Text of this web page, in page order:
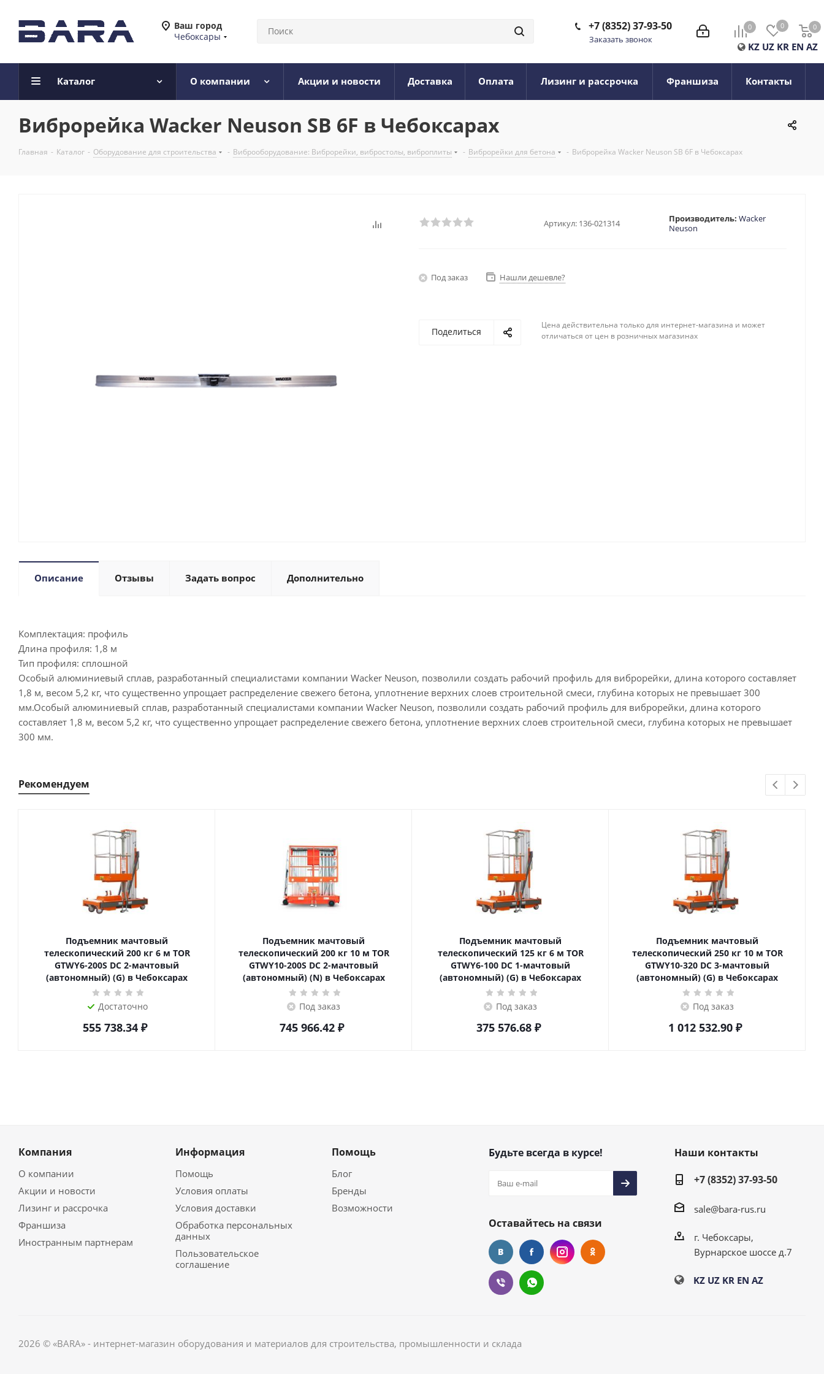
Ваш город
Чебоксары
0 0 0
0
KZ UZ KR EN AZ
+7 (8352) 37-93-50
Заказать звонок
Каталог О компании Акции и новости Доставка Оплата Лизинг и рассрочка Франшиза Контакты
Виброрейка Wacker Neuson SB 6F в Чебоксарах
Главная - Каталог - Оборудование для строительства - Виброоборудование: Виброрейки, вибростолы, виброплиты - Виброрейки для бетона - Виброрейка Wacker Neuson SB 6F в Чебоксарах
Артикул: 136-021314 Производитель: Wacker
Neuson
Под заказ Нашли дешевле?
Поделиться
Цена действительна только для интернет-магазина и может
отличаться от цен в розничных магазинах
Описание Отзывы Задать вопрос Дополнительно
Комплектация: профиль
Длина профиля: 1,8 м
Тип профиля: сплошной
Особый алюминиевый сплав, разработанный специалистами компании Wacker Neuson, позволили создать рабочий профиль для виброрейки, длина которого составляет
1,8 м, весом 5,2 кг, что существенно упрощает распределение свежего бетона, уплотнение верхних слоев строительной смеси, глубина которых не превышает 300
мм.Особый алюминиевый сплав, разработанный специалистами компании Wacker Neuson, позволили создать рабочий профиль для виброрейки, длина которого
составляет 1,8 м, весом 5,2 кг, что существенно упрощает распределение свежего бетона, уплотнение верхних слоев строительной смеси, глубина которых не превышает
300 мм.
Рекомендуем
Подъемник мачтовый
телескопический 200 кг 6 м TOR
GTWY6-200S DC 2-мачтовый
(автономный) (G) в Чебоксарах
Достаточно
555 738.34₽
Подъемник мачтовый
телескопический 200 кг 10 м TOR
GTWY10-200S DC 2-мачтовый
(автономный) (N) в Чебоксарах
Под заказ
745 966.42₽
Подъемник мачтовый
телескопический 125 кг 6 м TOR
GTWY6-100 DC 1-мачтовый
(автономный) (G) в Чебоксарах
Под заказ
375 576.68₽
Подъемник мачтовый
телескопический 250 кг 10 м TOR
GTWY10-320 DC 3-мачтовый
(автономный) (G) в Чебоксарах
Под заказ
1 012 532.90 ₽
Компания
О компании
Акции и новости
Лизинг и рассрочка
Франшиза
Иностранным партнерам
Информация
Помощь
Условия оплаты
Условия доставки
Обработка персональных
данных
Пользовательское
соглашение
Помощь
Блог
Бренды
Возможности
Будьте всегда в курсе!
Оставайтесь на связи
Наши контакты
+7 (8352) 37-93-50
sale@bara-rus.ru
г. Чебоксары,
Вурнарское шоссе д.7
KZ UZ KR EN AZ
2026 © «BARA» - интернет-магазин оборудования и материалов для строительства, промышленности и склада